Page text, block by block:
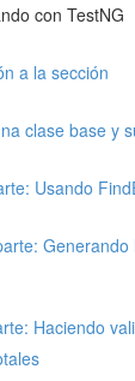
con TestNG
a la sección
clase base y
Usando
Haciendo